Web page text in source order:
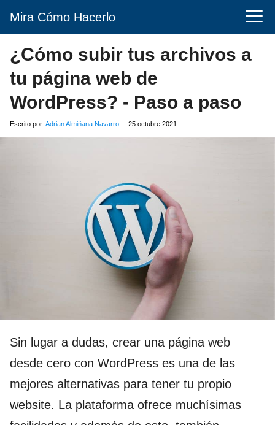
Mira Cómo Hacerlo
¿Cómo subir tus archivos a
tu página web de
WordPress? - Paso a paso
Escrito por: Adrian Almiñana Navarro 25 octubre 2021
Sin lugar a dudas, crear una página web
desde cero con WordPress es una de las
mejores alternativas para tener tu propio
website. La plataforma ofrece muchísimas